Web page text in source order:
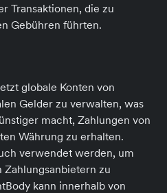
Transaktionen, die zu
Gebühren führten.
globale Konten von
Gelder zu verwalten, was
macht, Zahlungen von
Währung zu erhalten.
verwendet werden, um
Zahlungsanbietern zu
kann innerhalb von